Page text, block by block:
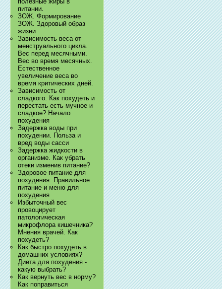
питании.
ЗОЖ. Формирование
ЗОЖ. Здоровый образ
жизни
Зависимость веса от
менструального цикла.
Вес перед месячными.
Вес во время месячных.
Естественное
увеличение веса во
время критических дней.
Зависимость от
сладкого. Как похудеть и
перестать есть мучное и
сладкое? Начало
похудения
Задержка воды при
похудении. Польза и
вред воды сасси
Задержка жидкости в
организме. Как убрать
отеки изменив питание?
Здоровое питание для
похудения. Правильное
питание и меню для
похудения
Избыточный вес
провоцирует
патологическая
микрофлора кишечника?
Мнения врачей. Как
похудеть?
Как быстро похудеть в
домашних условиях?
Диета для похудения -
какую выбрать?
Как вернуть вес в норму?
Как поправиться